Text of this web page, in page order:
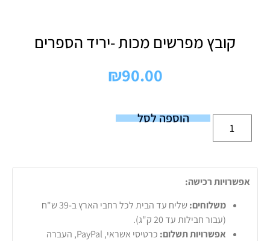
קובץ מפרשים מכות -יריד הספרים
₪90.00
הוספה לסל
אפשרויות רכישה:
משלוחים:
שליח עד הבית לכל רחבי הארץ ב-39 ש"ח
(עבור חבילות עד 20 ק"ג).
אפשרויות תשלום:
כרטיסי אשראי, PayPal, העברה